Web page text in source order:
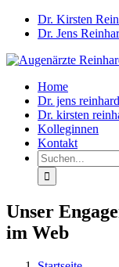
Zum
Inhalt
Dr. Kirsten
Dr. Jens
Home
Dr. jens reinhard
Dr. kirsten
Kolleginnen
Kontakt
Suche
nach:
Unser
im Web